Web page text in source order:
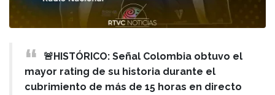
🚨HISTÓRICO: Señal Colombia obtuvo el
mayor rating de su historia durante el
cubrimiento de más de 15 horas en directo